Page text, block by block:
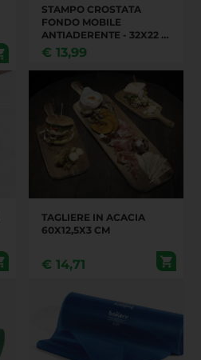
STAMPO CROSTATA
FONDO MOBILE
ANTIADERENTE - 32X22 H
3,5 CM
€ 13,99
TAGLIERE IN ACACIA
60X12,5X3 CM
€ 14,71